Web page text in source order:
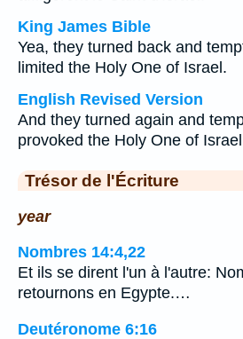
King James Bible
Yea, they turned back and
limited the Holy One of Israel.
English Revised Version
And they turned again and
provoked the Holy One of
Trésor de l'Écriture
year
Nombres 14:4,22
Et ils se dirent l'un à l'autre:
retournons en Egypte.…
Deutéronome 6:16